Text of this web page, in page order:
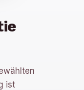
ist